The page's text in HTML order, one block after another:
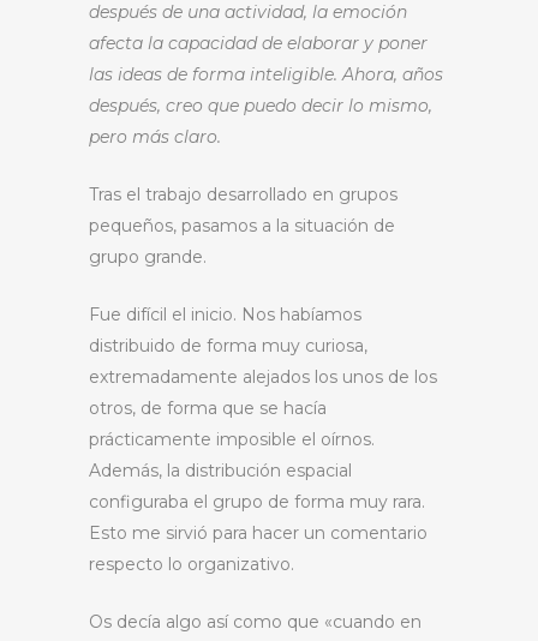
después de una actividad, la emoción
afecta la capacidad de elaborar y poner
las ideas de forma inteligible. Ahora, años
después, creo que puedo decir lo mismo,
pero más claro.
Tras el trabajo desarrollado en grupos
pequeños, pasamos a la situación de
grupo grande.
Fue difícil el inicio. Nos habíamos
distribuido de forma muy curiosa,
extremadamente alejados los unos de los
otros, de forma que se hacía
prácticamente imposible el oírnos.
Además, la distribución espacial
configuraba el grupo de forma muy rara.
Esto me sirvió para hacer un comentario
respecto lo organizativo.
Os decía algo así como que «cuando en